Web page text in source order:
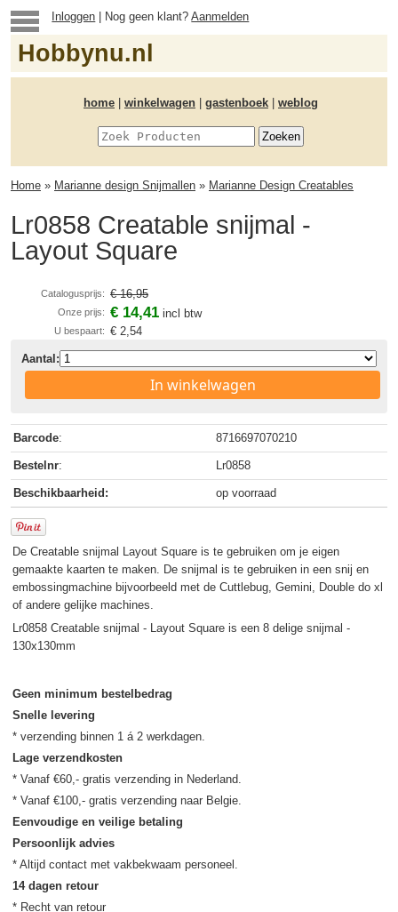
Inloggen | Nog geen klant?Aanmelden
Hobbynu.nl
home winkelwagen gastenboek weblog
Home » Marianne design Snijmallen » Marianne Design Creatables
Lr0858 Creatable snijmal -
Layout Square
Catalogusprijs: € 16,95
Onze prijs: € 14,41 incl btw
U bespaart: € 2,54
Aantal:
In winkelwagen
Barcode: 8716697070210
Bestelnr: Lr0858
Beschikbaarheid: op voorraad
De Creatable snijmal Layout Square is te gebruiken om je eigen
gemaakte kaarten te maken. De snijmal is te gebruiken in een snij en
embossingmachine bijvoorbeeld met de Cuttlebug, Gemini, Double do xl
of andere gelijke machines.
Lr0858 Creatable snijmal - Layout Square is een 8 delige snijmal -
130x130mm
Geen minimum bestelbedrag
Snelle levering
Lage verzendkosten
* Vanaf €60,- gratis verzending in Nederland.
Eenvoudige en veilige betaling
Persoonlijk advies
14 dagen retour